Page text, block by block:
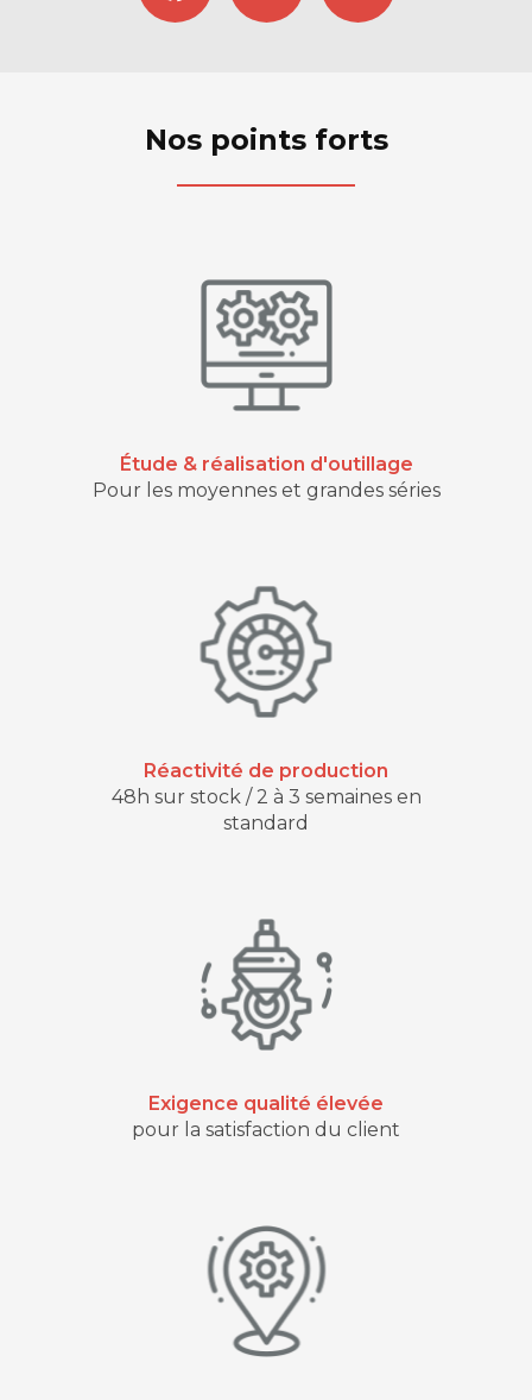
Nos points forts
Étude & réalisation d'outillage
Pour les moyennes et grandes séries
Réactivité de production
48h sur stock / 2 à 3 semaines en
standard
Exigence qualité élevée
pour la satisfaction du client